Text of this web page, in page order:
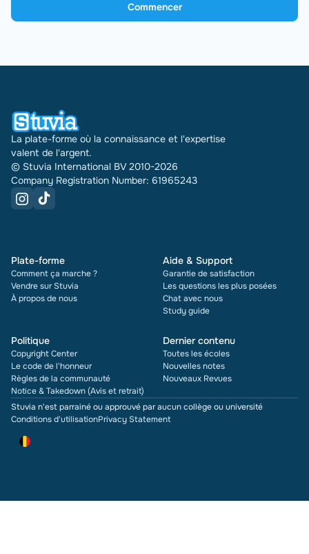
Commencer
La plate-forme où la connaissance et l'expertise
valent de l'argent.
© Stuvia International BV 2010-2026
Company Registration Number: 61965243
Plate-forme
Comment ça marche ?
Vendre sur Stuvia
À propos de nous
Aide & Support
Garantie de satisfaction
Les questions les plus posées
Chat avec nous
Study guide
Politique
Copyright Center
Le code de l'honneur
Règles de la communauté
Notice & Takedown (Avis et retrait)
Dernier contenu
Toutes les écoles
Nouvelles notes
Nouveaux Revues
Stuvia n'est parrainé ou approuvé par aucun collège ou université
Conditions d'utilisationPrivacy Statement